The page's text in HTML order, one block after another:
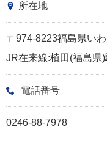
所在地
〒974-8223福島県い
JR在来線:植田(福島県
電話番号
0246-88-7978